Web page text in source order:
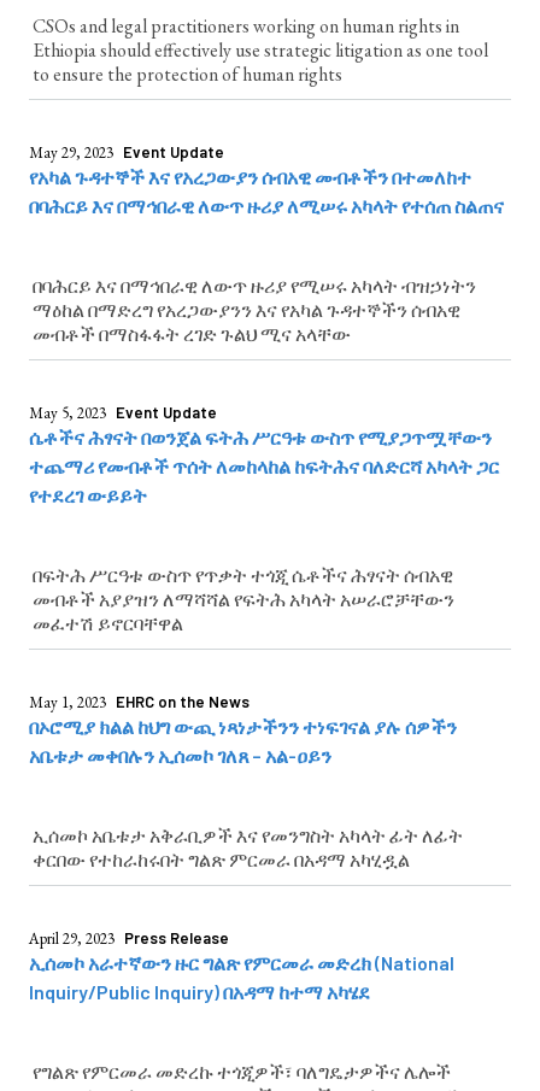
CSOs and legal practitioners working on human rights in
Ethiopia should effectively use strategic litigation as one tool
to ensure the protection of human rights
May 29, 2023 Event Update
የአካል ጉዳተኞች እና የአረጋውያን ሰብአዊ መብቶችን በተመለከተ
በባሕርይ እና በማኅበራዊ ለውጥ ዙሪያ ለሚሠሩ አካላት የተሰጠ ስልጠና
በባሕርይ እና በማኅበራዊ ለውጥ ዙሪያ የሚሠሩ አካላት ብዝኃነትን
ማዕከል በማድረግ የአረጋውያንን እና የአካል ጉዳተኞችን ሰብአዊ
መብቶች በማስፋፋት ረገድ ጉልህ ሚና አላቸው
May 5, 2023 Event Update
ሴቶችና ሕፃናት በወንጀል ፍትሕ ሥርዓቱ ውስጥ የሚያጋጥሟቸውን
ተጨማሪ የመብቶች ጥሰት ለመከላከል ከፍትሕና ባለድርሻ አካላት ጋር
የተደረገ ውይይት
በፍትሕ ሥርዓቱ ውስጥ የጥቃት ተጎጂ ሴቶችና ሕፃናት ሰብአዊ
መብቶች አያያዝን ለማሻሻል የፍትሕ አካላት አሠራሮቻቸውን
መፈተሽ ይኖርባቸዋል
May 1, 2023 EHRC on the News
በኦሮሚያ ክልል ከህግ ውጪ ነጻነታችንን ተነፍገናል ያሉ ሰዎችን
አቤቱታ መቀበሉን ኢሰመኮ ገለጸ – አል-ዐይን
ኢሰመኮ አቤቱታ አቅራቢዎች እና የመንግስት አካላት ፊት ለፊት
ቀርበው የተከራከሩበት ግልጽ ምርመራ በአዳማ አካሂዷል
April 29, 2023 Press Release
ኢሰመኮ አራተኛውን ዙር ግልጽ የምርመራ መድረክ (National
Inquiry/Public Inquiry) በአዳማ ከተማ አካሄደ
የግልጽ የምርመራ መድረኩ ተጎጂዎች፣ ባለግዴታዎችና ሌሎች